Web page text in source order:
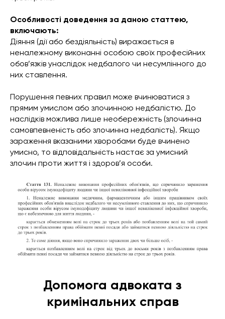
Особливості доведення за даною статтею,
включають:
Діяння (дії або бездіяльність) виражається в
неналежному виконанні особою своїх професійних
обов’язків унаслідок недбалого чи несумлінного до
них ставлення.
Порушення певних правил може вчинюватися з
прямим умислом або злочинною недбалістю. До
наслідків можлива лише необережність (злочинна
самовпевненість або злочинна недбалість). Якщо
зараження вказаними хворобами буде вчинено
умисно, то відповідальність настає за умисний
злочин проти життя і здоров’я особи.
Допомога адвоката з
кримінальних справ